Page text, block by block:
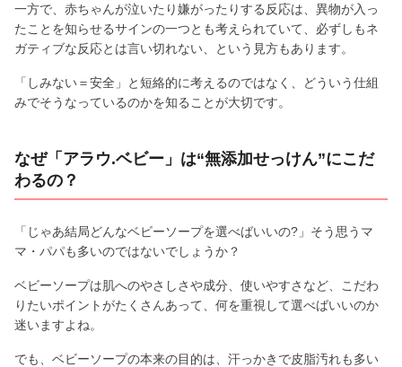
一方で、赤ちゃんが泣いたり嫌がったりする反応は、異物が入っ
たことを知らせるサインの一つとも考えられていて、必ずしもネ
ガティブな反応とは言い切れない、という見方もあります。
「しみない＝安全」と短絡的に考えるのではなく、どういう仕組
みでそうなっているのかを知ることが大切です。
なぜ「アラウ.ベビー」は“無添加せっけん”にこだ
わるの？
「じゃあ結局どんなベビーソープを選べばいいの?」そう思うマ
マ・パパも多いのではないでしょうか？
ベビーソープは肌へのやさしさや成分、使いやすさなど、こだわ
りたいポイントがたくさんあって、何を重視して選べばいいのか
迷いますよね。
でも、ベビーソープの本来の目的は、汗っかきで皮脂汚れも多い